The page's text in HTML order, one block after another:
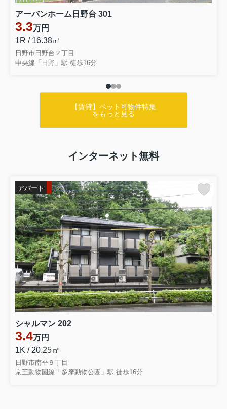
アーバンホーム日野台 301
3.3万円
1R / 16.38㎡
日野市日野台２丁目
中央線「日野」駅 徒歩16分
【賃貸】ペット可物件特集
をもっと見る
インターネット無料
アパート
シャルマン 202
3.4万円
1K / 20.25㎡
日野市南平９丁目
京王動物園線「多摩動物公園」駅 徒歩16分